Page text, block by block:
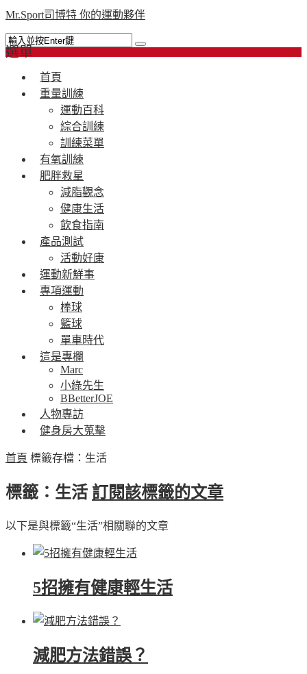
Mr.Sport司博特 你的運動夥伴
選單
首頁
重量訓練
運動百科
綜合訓練
訓練菜單
有氧訓練
肥胖救星
減脂觀念
健康生活
飲食指南
產品測試
活動好康
運動新鮮事
專項運動
棒球
籃球
單車時代
這是專欄
Marc
小綠先生
BBetterJOE
人物專訪
健身房大蒐擊
首頁 標籤存檔：生活
標籤：生活 訂閱該標籤的文章
以下是與標籤“生活”相關聯的文章
5招擁有健康輕生活
減肥方法錯誤？